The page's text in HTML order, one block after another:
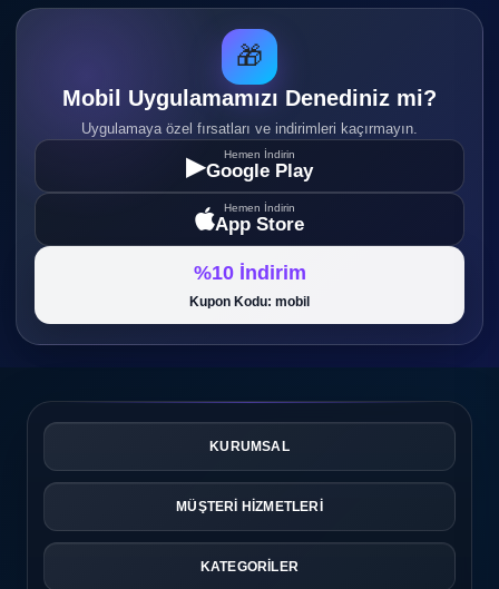
🎁
Mobil Uygulamamızı Denediniz mi?
Uygulamaya özel fırsatları ve indirimleri kaçırmayın.
▶ Hemen İndirin
Google Play
Hemen İndirin
App Store
%10 İndirim
Kupon Kodu: mobil
KURUMSAL
MÜŞTERİ HİZMETLERİ
KATEGORİLER